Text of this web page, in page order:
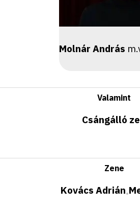
Molnár András
Valamint
Csángálló
Zene
Kovács Adrián•